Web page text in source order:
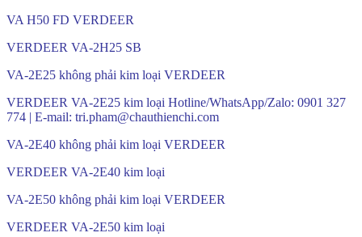
VA H50 FD VERDEER
VERDEER VA-2H25 SB
VA-2E25 không phải kim loại VERDEER
VERDEER VA-2E25 kim loại Hotline/WhatsApp/Zalo: 0901 327
774 | E-mail: tri.pham@chauthienchi.com
VA-2E40 không phải kim loại VERDEER
VERDEER VA-2E40 kim loại
VA-2E50 không phải kim loại VERDEER
VERDEER VA-2E50 kim loại